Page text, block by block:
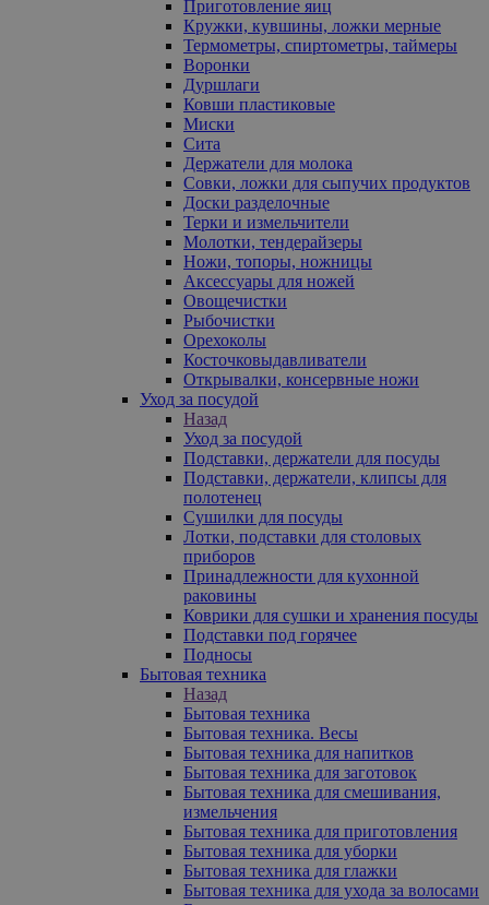
Приготовление яиц
Кружки, кувшины, ложки мерные
Термометры, спиртометры, таймеры
Воронки
Дуршлаги
Ковши пластиковые
Миски
Сита
Держатели для молока
Совки, ложки для сыпучих продуктов
Доски разделочные
Терки и измельчители
Молотки, тендерайзеры
Ножи, топоры, ножницы
Аксессуары для ножей
Овощечистки
Рыбочистки
Орехоколы
Косточковыдавливатели
Открывалки, консервные ножи
Уход за посудой
Назад
Уход за посудой
Подставки, держатели для посуды
Подставки, держатели, клипсы для
полотенец
Сушилки для посуды
Лотки, подставки для столовых
приборов
Принадлежности для кухонной
раковины
Коврики для сушки и хранения посуды
Подставки под горячее
Подносы
Бытовая техника
Назад
Бытовая техника
Бытовая техника. Весы
Бытовая техника для напитков
Бытовая техника для заготовок
Бытовая техника для смешивания,
измельчения
Бытовая техника для приготовления
Бытовая техника для уборки
Бытовая техника для глажки
Бытовая техника для ухода за волосами